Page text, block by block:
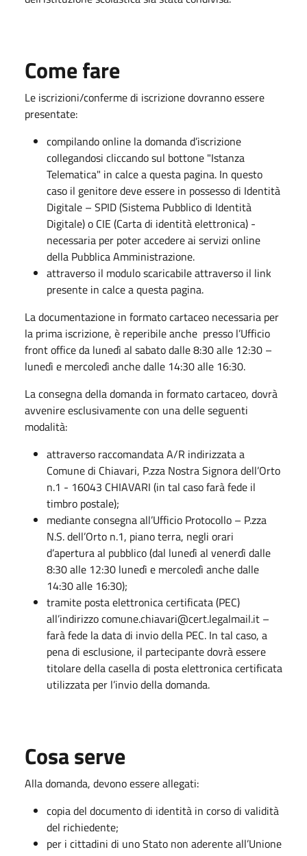
Come fare
Le iscrizioni/conferme di iscrizione dovranno essere
presentate:
compilando online la domanda d’iscrizione
collegandosi cliccando sul bottone "Istanza
Telematica" in calce a questa pagina. In questo
caso il genitore deve essere in possesso di Identità
Digitale – SPID (Sistema Pubblico di Identità
Digitale) o CIE (Carta di identità elettronica) -
necessaria per poter accedere ai servizi online
della Pubblica Amministrazione.
attraverso il modulo scaricabile attraverso il link
presente in calce a questa pagina.
La documentazione in formato cartaceo necessaria per
la prima iscrizione, è reperibile anche presso l’Ufficio
front office da lunedì al sabato dalle 8:30 alle 12:30 –
lunedì e mercoledì anche dalle 14:30 alle 16:30.
La consegna della domanda in formato cartaceo, dovrà
avvenire esclusivamente con una delle seguenti
modalità:
attraverso raccomandata A/R indirizzata a
Comune di Chiavari, P.zza Nostra Signora dell’Orto
n.1 - 16043 CHIAVARI (in tal caso farà fede il
timbro postale);
mediante consegna all’Ufficio Protocollo – P.zza
N.S. dell’Orto n.1, piano terra, negli orari
d’apertura al pubblico (dal lunedì al venerdì dalle
8:30 alle 12:30 lunedì e mercoledì anche dalle
14:30 alle 16:30);
tramite posta elettronica certificata (PEC)
all’indirizzo comune.chiavari@cert.legalmail.it –
farà fede la data di invio della PEC. In tal caso, a
pena di esclusione, il partecipante dovrà essere
titolare della casella di posta elettronica certificata
utilizzata per l’invio della domanda.
Cosa serve
Alla domanda, devono essere allegati:
copia del documento di identità in corso di validità
del richiedente;
per i cittadini di uno Stato non aderente all’Unione